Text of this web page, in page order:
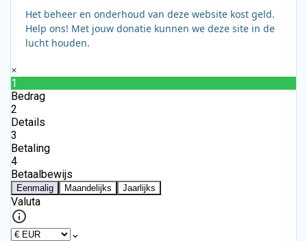
Het beheer en onderhoud van deze website kost geld.
Help ons! Met jouw donatie kunnen we deze site in de
lucht houden.